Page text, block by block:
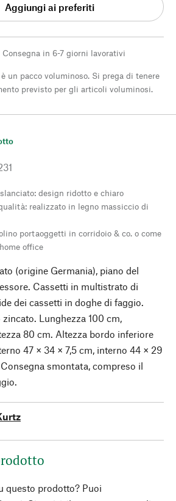
Aggiungi ai preferiti
Consegna in 6-7 giorni lavorativi
un pacco voluminoso. Si prega di tenere
previsto per gli articoli voluminosi.
design ridotto e chiaro
realizzato in legno massiccio di
portaoggetti in corridoio & co. o come
office
(origine Germania), piano del
Cassetti in multistrato di
dei cassetti in doghe di faggio.
Lunghezza 100 cm,
80 cm. Altezza bordo inferiore
47 × 34 × 7,5 cm, interno 44 × 29
smontata, compreso il
questo prodotto? Puoi